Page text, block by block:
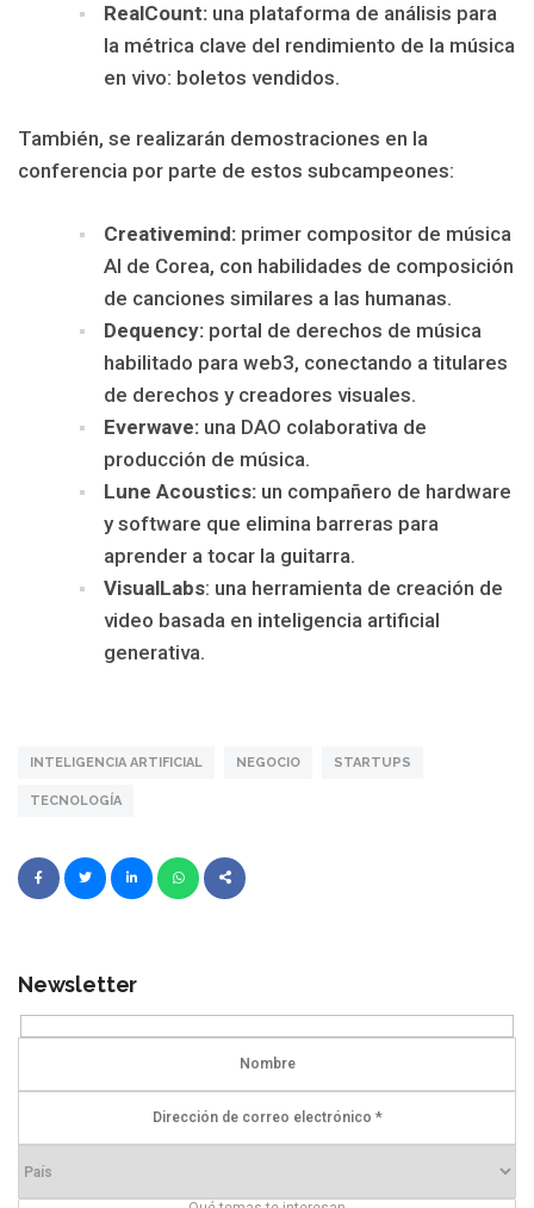
RealCount: una plataforma de análisis para
la métrica clave del rendimiento de la música
en vivo: boletos vendidos.
También, se realizarán demostraciones en la
conferencia por parte de estos subcampeones:
Creativemind: primer compositor de música
AI de Corea, con habilidades de composición
de canciones similares a las humanas.
Dequency: portal de derechos de música
habilitado para web3, conectando a titulares
de derechos y creadores visuales.
Everwave: una DAO colaborativa de
producción de música.
Lune Acoustics: un compañero de hardware
y software que elimina barreras para
aprender a tocar la guitarra.
VisualLabs: una herramienta de creación de
video basada en inteligencia artificial
generativa.
INTELIGENCIA ARTIFICIAL NEGOCIO STARTUPS
TECNOLOGÍA
Newsletter